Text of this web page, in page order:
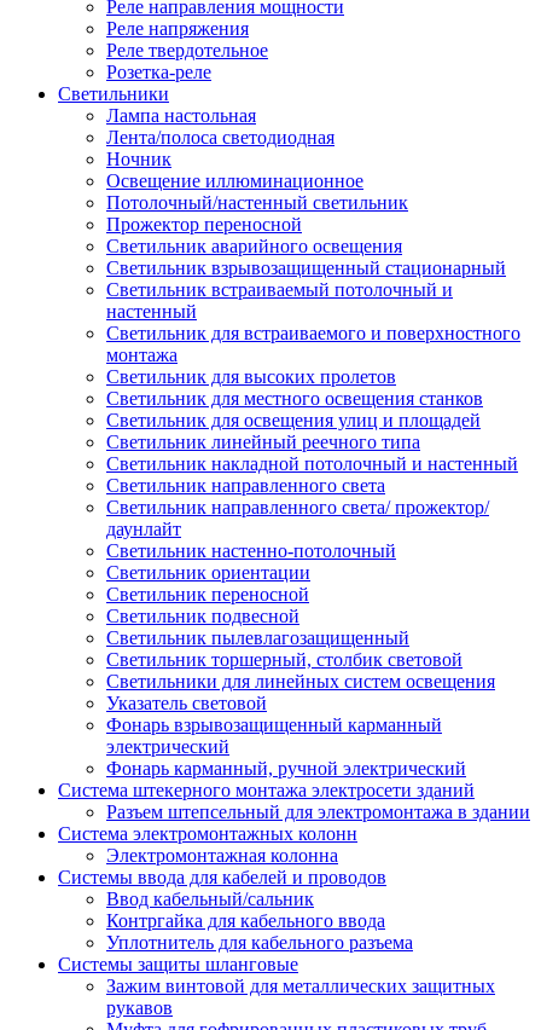
Реле направления мощности
Реле напряжения
Реле твердотельное
Розетка-реле
Светильники
Лампа настольная
Лента/полоса светодиодная
Ночник
Освещение иллюминационное
Потолочный/настенный светильник
Прожектор переносной
Светильник аварийного освещения
Светильник взрывозащищенный стационарный
Светильник встраиваемый потолочный и
настенный
Светильник для встраиваемого и поверхностного
монтажа
Светильник для высоких пролетов
Светильник для местного освещения станков
Светильник для освещения улиц и площадей
Светильник линейный реечного типа
Светильник накладной потолочный и настенный
Светильник направленного света
Светильник направленного света/ прожектор/
даунлайт
Светильник настенно-потолочный
Светильник ориентации
Светильник переносной
Светильник подвесной
Светильник пылевлагозащищенный
Светильник торшерный, столбик световой
Светильники для линейных систем освещения
Указатель световой
Фонарь взрывозащищенный карманный
электрический
Фонарь карманный, ручной электрический
Система штекерного монтажа электросети зданий
Разъем штепсельный для электромонтажа в здании
Система электромонтажных колонн
Электромонтажная колонна
Системы ввода для кабелей и проводов
Ввод кабельный/сальник
Контргайка для кабельного ввода
Уплотнитель для кабельного разъема
Системы защиты шланговые
Зажим винтовой для металлических защитных
рукавов